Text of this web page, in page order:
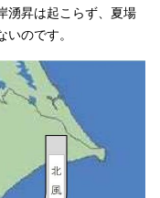
湧昇は起こらず、夏場
のです。